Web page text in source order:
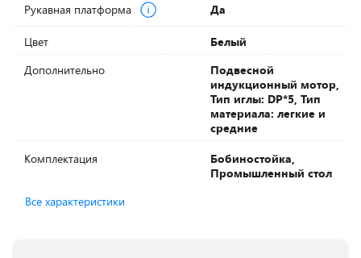
Рукавная платформа
Да
Цвет
Белый
Дополнительно
Подвесной
индукционный мотор,
Тип иглы: DP*5, Тип
материала: легкие и
средние
Комплектация
Бобиностойка,
Промышленный стол
Все характеристики